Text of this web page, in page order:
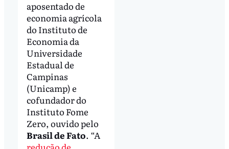
aposentado de
economia agrícola
do Instituto de
Economia da
Universidade
Estadual de
Campinas
(Unicamp) e
cofundador do
Instituto Fome
Zero, ouvido pelo
Brasil de Fato. “A